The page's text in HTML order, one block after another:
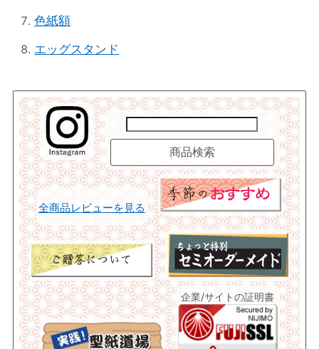
色紙額
エッグスタンド
全商品レビューを見る
企業/サイトの証明書